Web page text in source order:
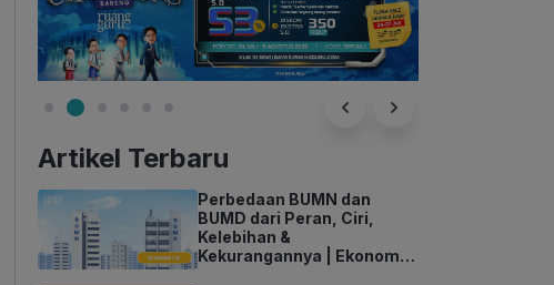
Artikel Terbaru
Perbedaan BUMN dan
BUMD dari Peran, Ciri,
Kelebihan &
Kekurangannya | Ekonomi